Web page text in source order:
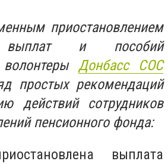
приостановлением
выплат и пособий
Донбасс СОС
простых рекомендаций
действий сотрудников
пенсионного фонда:
выплата